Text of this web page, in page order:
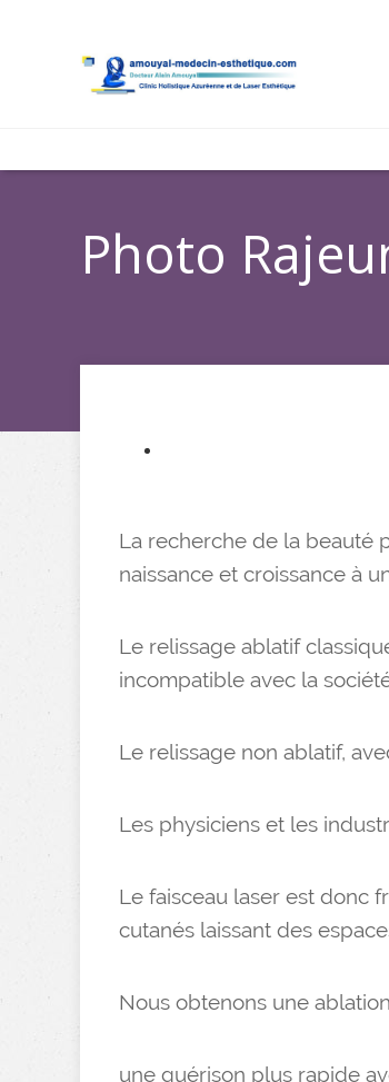
Photo
La recherche de la beauté
naissance et croissance à
Le relissage ablatif
incompatible avec la
Le relissage non ablatif,
Les physiciens et les
Le faisceau laser est donc
cutanés laissant des
Nous obtenons une
une guérison plus rapide